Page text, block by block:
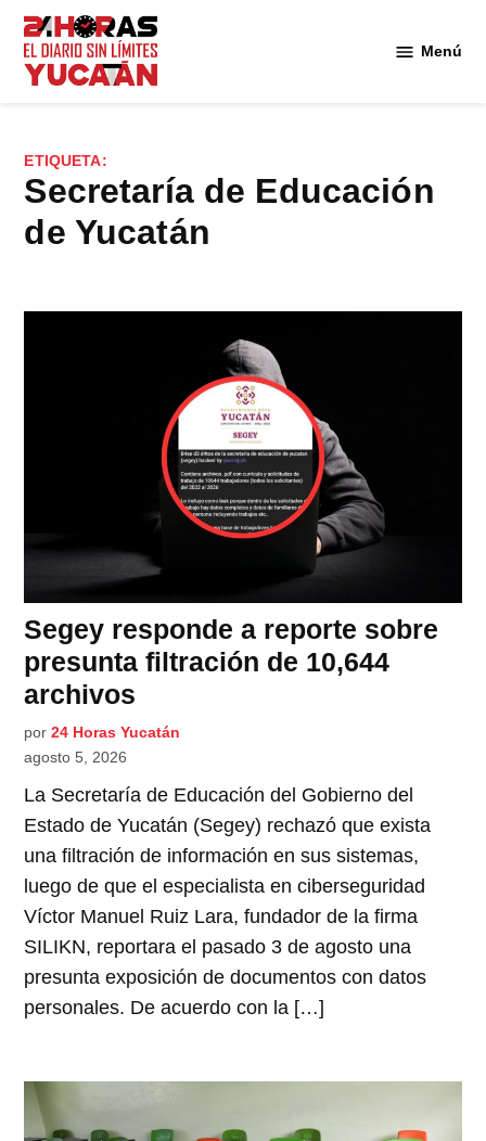
Saltar
contenido
Menú
ETIQUETA:
Secretaría de Educación
de Yucatán
Segey responde a reporte sobre
presunta filtración de 10,644
archivos
por 24 Horas Yucatán
agosto 5, 2026
La Secretaría de Educación del Gobierno del
Estado de Yucatán (Segey) rechazó que exista
una filtración de información en sus sistemas,
luego de que el especialista en ciberseguridad
Víctor Manuel Ruiz Lara, fundador de la firma
SILIKN, reportara el pasado 3 de agosto una
presunta exposición de documentos con datos
personales. De acuerdo con la […]